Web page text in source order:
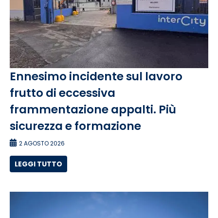
Ennesimo incidente sul lavoro
frutto di eccessiva
frammentazione appalti. Più
sicurezza e formazione
2 AGOSTO 2026
LEGGI TUTTO